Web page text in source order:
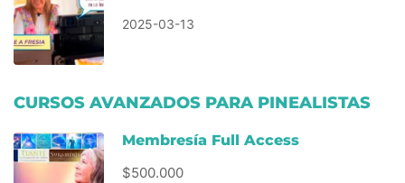
2025-03-13
CURSOS AVANZADOS PARA PINEALISTAS
Membresía Full Access
$500.000